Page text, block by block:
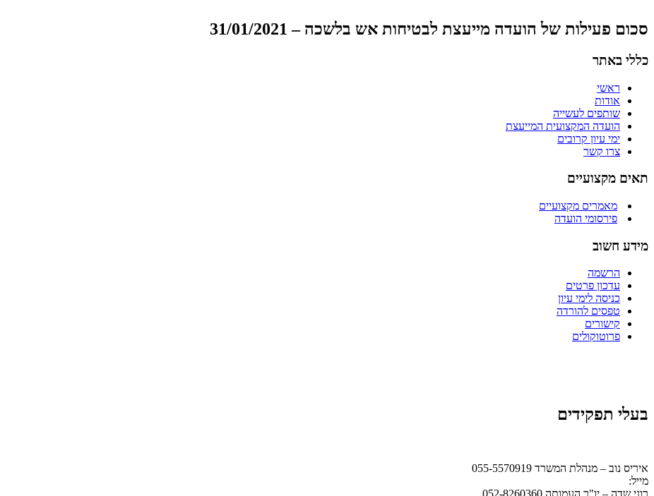
סכום פעילות של הועדה מייעצת לבטיחות אש בלשכה – 31/01/2021
כללי באתר
ראשי
אודות
שותפים לעשייה
הועדה המקצועית המייעצת
ימי עיון קרובים
צרו קשר
תאים מקצועיים
מאמרים מקצועיים
פירסומי הועדה
מידע חשוב
הרשמה
עדכון פרטים
כניסה לימי עיון
טפסים להורדה
קישורים
פרוטוקולים
בעלי תפקידים
איריס נוב – מנהלת המשרד 055-5570919
מייל: